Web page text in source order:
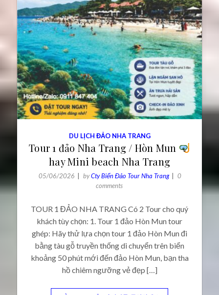
DU LỊCH ĐẢO NHA TRANG
Tour 1 đảo Nha Trang / Hòn Mun
hay Mini beach Nha Trang
05/06/2026 byCty Biển Đảo Tour Nha Trang
0
comments
TOUR 1 ĐẢO NHA TRANG Có 2 Tour cho quý
khách tùy chọn: 1. Tour 1 đảo Hòn Mun tour
ghép: Hãy thử lựa chọn tour 1 đảo Hòn Mun đi
bằng tàu gỗ truyền thống di chuyển trên biển
khoảng 50 phút mới đến đảo Hòn Mun, bạn tha
hồ chiêm ngưỡng vẻ đẹp […]